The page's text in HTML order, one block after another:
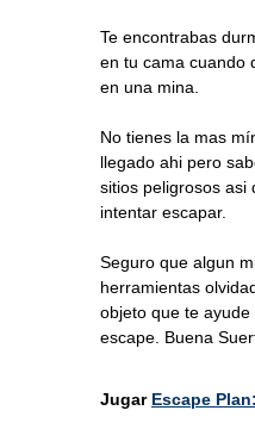
Te encontrabas
en tu cama cuando
en una mina.
No tienes la mas
llegado ahi pero
sitios peligrosos asi
intentar escapar.
Seguro que algun
herramientas
objeto que te
escape. Buena
Jugar Escape